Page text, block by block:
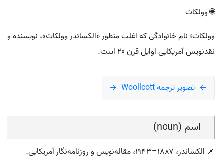
🌐 وولکات
وولکات؛ نام خانوادگی که اغلب منظور «الکساندر وولکات»، نویسنده و
نقدنویس آمریکایی اوایل قرن ۲۰ است.
تصویر ترجمه Woollcott
اسم (noun)
📌 الکساندر، ۱۸۸۷–۱۹۴۳، مقاله‌نویس و روزنامه‌نگار آمریکایی.